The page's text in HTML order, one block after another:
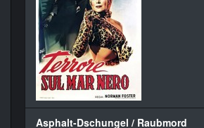
Asphalt-Dschungel / Raubmord